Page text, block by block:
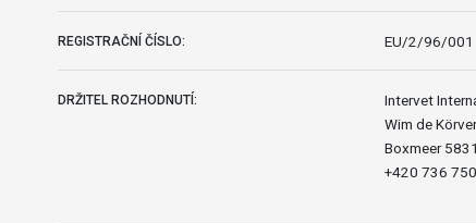
REGISTRAČNÍ ČÍSLO: EU/2/96/001
DRŽITEL ROZHODNUTÍ:
Intervet
Wim de
Boxmeer
+420 736